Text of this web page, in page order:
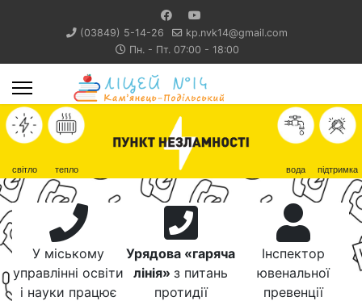
(03849) 5-14-26
kp.nvk14@gmail.com
Пн. - Пт. 07:00 - 18:00
світло тепло вода підтримка
У міському
управлінні освіти
і науки працює
Урядова «гаряча
лінія» з питань
протидії
Інспектор
ювенальної
превенції